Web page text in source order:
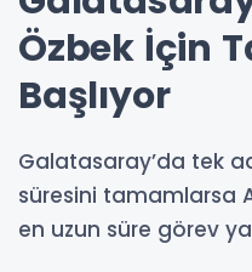
Özbek İçin
Başlıyor
Galatasaray’da tek
süresini tamamlarsa
en uzun süre görev